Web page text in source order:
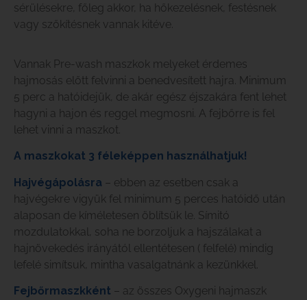
sérülésekre, főleg akkor, ha hőkezelésnek, festésnek
vagy szőkítésnek vannak kitéve.
Vannak Pre-wash maszkok melyeket érdemes
hajmosás előtt felvinni a benedvesített hajra. Minimum
5 perc a hatóidejük, de akár egész éjszakára fent lehet
hagyni a hajon és reggel megmosni. A fejbőrre is fel
lehet vinni a maszkot.
A maszkokat 3 féleképpen használhatjuk!
Hajvégápolásra – ebben az esetben csak a
hajvégekre vigyük fel minimum 5 perces hatóidő után
alaposan de kíméletesen öblítsük le. Símitó
mozdulatokkal, soha ne borzoljuk a hajszálakat a
hajnövekedés irányától ellentétesen ( felfelé) mindig
lefelé simítsuk, mintha vasalgatnánk a kezünkkel.
Fejbőrmaszkként – az összes Oxygeni hajmaszk